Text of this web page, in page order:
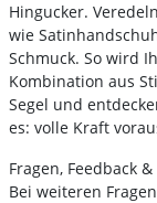
Hingucker.
wie
Schmuck. So wird
Kombination aus
Segel und
es: volle Kraft
Fragen, Feedback
Bei weiteren